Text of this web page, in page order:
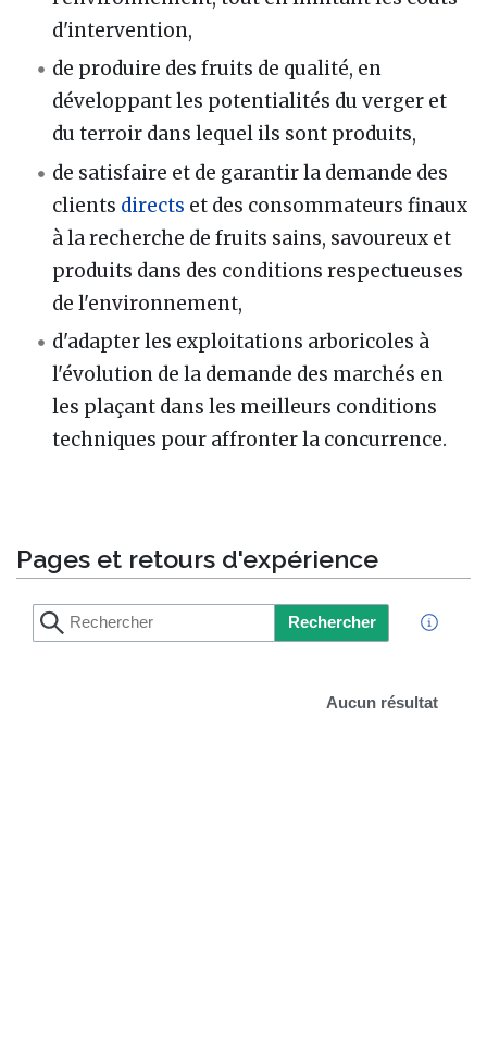
d'intervention,
de produire des fruits de qualité, en
développant les potentialités du verger et
du terroir dans lequel ils sont produits,
de satisfaire et de garantir la demande des
clients directs et des consommateurs finaux
à la recherche de fruits sains, savoureux et
produits dans des conditions respectueuses
de l'environnement,
d'adapter les exploitations arboricoles à
l'évolution de la demande des marchés en
les plaçant dans les meilleurs conditions
techniques pour affronter la concurrence.
Pages et retours d'expérience
Rechercher
Aucun résultat